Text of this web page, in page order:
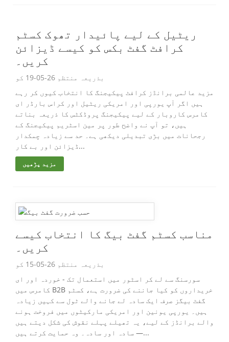
ریٹیل کے لیے پائیدار تھوک کسٹم
کرافٹ گفٹ بکس کو کیسے ڈیزائن
کریں۔
بذریعہ منتظم 26-05-19 کو
مزید عالمی برانڈز کرافٹ پیکیجنگ کا انتخاب کیوں کر رہے
ہیں اگر آپ یورپی اور امریکی ریٹیل اور کراس بارڈر ای
کامرس کاروبار کے لیے پیکیجنگ پروڈکٹس کا ذریعہ بناتے
ہیں، تو آپ نے واضح طور پر مین اسٹریم پیکیجنگ کے
رجحانات میں بڑی تبدیلی دیکھی ہے۔ حد سے زیادہ چمکدار
ڈیزائن اور بے کار...
مزید پڑھیں
مناسب کسٹم گفٹ بیگ کا انتخاب کیسے
کریں۔
بذریعہ منتظم 26-05-15 کو
سورسنگ سے لے کر اسٹور میں استعمال تک - خوردہ اور ای
کامرس میں B2B خریداروں کو کیا جاننے کی ضرورت ہے، کسٹم
گفٹ بیگز صرف ایک سادہ لے جانے والے ٹول سے کہیں زیادہ
ہیں۔ یورپی یونین اور امریکی مارکیٹوں میں فروخت ہونے
والے برانڈز کے لیے، یہ تھیلے پہلے نقوش کی شکل دیتے ہیں
— سادہ اور سادہ۔ وہ حمایت کرتے ہیں...